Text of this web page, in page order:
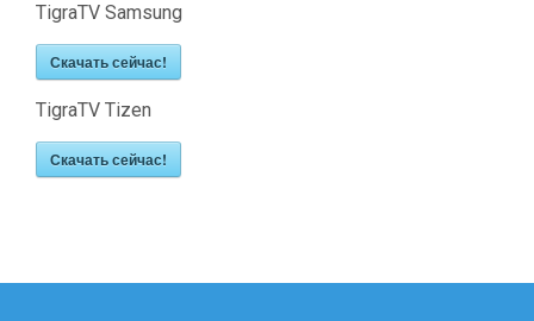
TigraTV Samsung
Скачать сейчас!
TigraTV Tizen
Скачать сейчас!